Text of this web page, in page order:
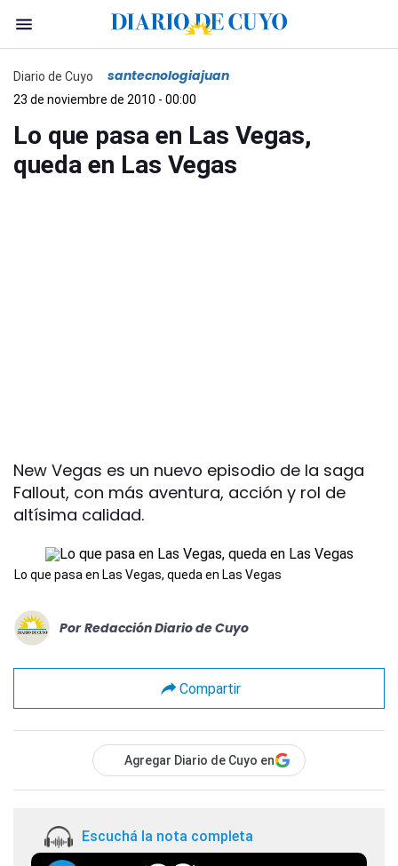
Diario de Cuyo santecnologiajuan
23 de noviembre de 2010 - 00:00
Lo que pasa en Las Vegas,
queda en Las Vegas
New Vegas es un nuevo episodio de la saga
Fallout, con más aventura, acción y rol de
altísima calidad.
Lo que pasa en Las Vegas, queda en Las Vegas
Por Redacción Diario de Cuyo
Compartir
Agregar Diario de Cuyo en
Escuchá la nota completa